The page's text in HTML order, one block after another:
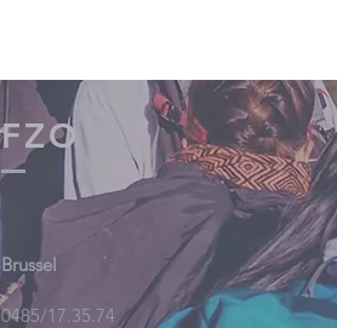
FZO
Brussel
0485/17.35.74